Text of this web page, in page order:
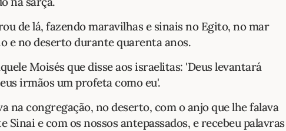
de lá, fazendo maravilhas e sinais no Egito, no mar
e no deserto durante quarenta anos.
Moisés que disse aos israelitas: 'Deus levantará
irmãos um profeta como eu'.
na congregação, no deserto, com o anjo que lhe falava
Sinai e com os nossos antepassados, e recebeu palavras